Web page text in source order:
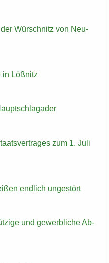
Wür­schnitz von Neu­
in Löß­nitz
zum 1. Juli
end­lich un­ge­stört
und ge­werb­li­che Ab­